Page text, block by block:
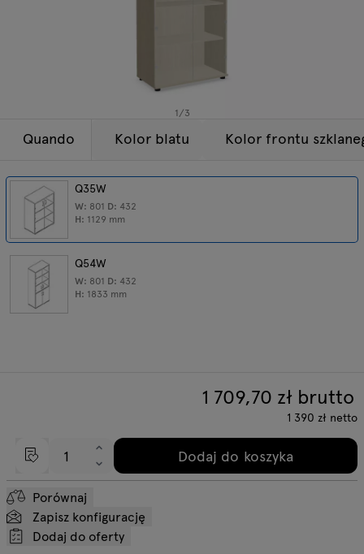
1/3
Quando
Q35W
W: 801 D: 432
H: 1129 mm
Q54W
W: 801 D: 432
H: 1833 mm
Kolor blatu Kolor frontu
1 709,70 zł brutto
1 390 zł netto
Dodaj do koszyka
Porównaj
Zapisz konfigurację
Dodaj do oferty